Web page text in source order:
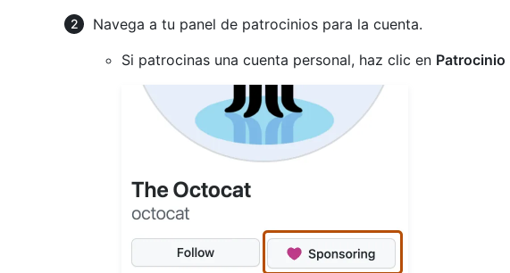
Navega a tu panel de patrocinios para la cuenta.
Si patrocinas una cuenta personal, haz clic en Patrocinio